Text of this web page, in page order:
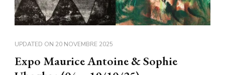
UPDATED ON 20 NOVEMBRE 2025
Expo Maurice Antoine & Sophie